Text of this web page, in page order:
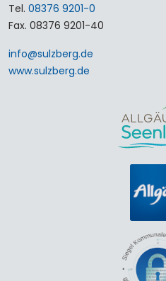
Tel. 08376 9201-0
Fax. 08376 9201-40
info@sulzberg.de
www.sulzberg.de